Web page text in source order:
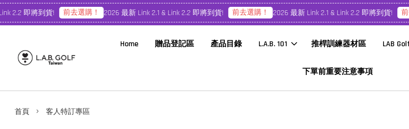
2.2 即將到貨! 前去選購！ 2026 最新 Link 2.1 & Link 2.2 即將到貨! 前去選購！ 2026 最新 Link 2.1 & Link 2.2 即將到貨! 前
Home 贈品登記區 產品目錄 L.A.B. 101 推桿訓練器材區 LAB
下單前重要注意事項
首頁 › 客人特訂專區